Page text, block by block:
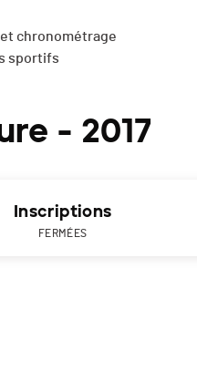
chronométrage
sportifs
- 2017
Inscriptions
FERMÉES